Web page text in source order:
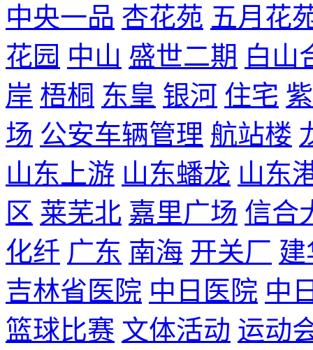
中央一品 杏花苑 五月花
花园 中山 盛世二期 白山
岸 梧桐 东皇 银河 住宅
场 公安车辆管理 航站楼
山东上游 山东蟠龙 山东
区 莱芜北 嘉里广场 信合
化纤 广东 南海 开关厂 建
吉林省医院 中日医院 中
篮球比赛 文体活动 运动